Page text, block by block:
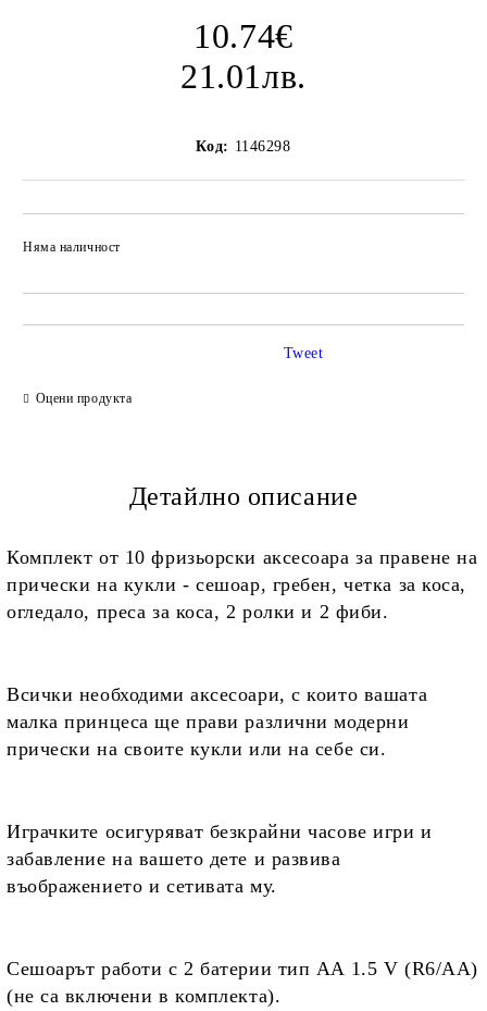
10.74€
21.01лв.
Код: 1146298
Няма наличност
Оцени продукта
Tweet
Детайлно описание
Комплект от 10 фризьорски аксесоара за правене на
прически на кукли - сешоар, гребен, четка за коса,
огледало, преса за коса, 2 ролки и 2 фиби.
Всички необходими аксесоари, с които вашата
малка принцеса ще прави различни модерни
прически на своите кукли или на себе си.
Играчките осигуряват безкрайни часове игри и
забавление на вашето дете и развива
въображението и сетивата му.
Сешоарът работи с2 батерии тип ΑΑ 1.5 V (R6/AΑ)
(не са включени в комплекта).